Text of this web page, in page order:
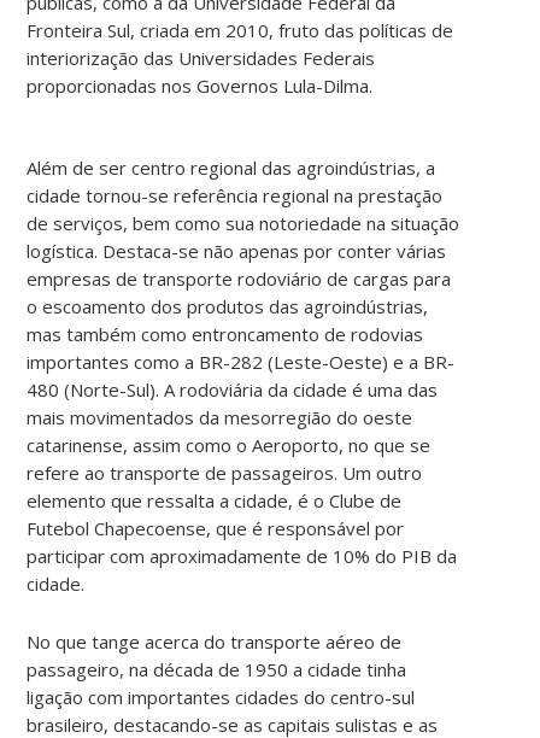
Fronteira Sul, criada em 2010, fruto das políticas de
interiorização das Universidades Federais
proporcionadas nos Governos Lula-Dilma.
Além de ser centro regional das agroindústrias, a
cidade tornou-se referência regional na prestação
de serviços, bem como sua notoriedade na situação
logística. Destaca-se não apenas por conter várias
empresas de transporte rodoviário de cargas para
o escoamento dos produtos das agroindústrias,
mas também como entroncamento de rodovias
importantes como a BR-282 (Leste-Oeste) e a BR-
480 (Norte-Sul). A rodoviária da cidade é uma das
mais movimentados da mesorregião do oeste
catarinense, assim como o Aeroporto, no que se
refere ao transporte de passageiros. Um outro
elemento que ressalta a cidade, é o Clube de
Futebol Chapecoense, que é responsável por
participar com aproximadamente de 10% do PIB da
cidade.
No que tange acerca do transporte aéreo de
passageiro, na década de 1950 a cidade tinha
ligação com importantes cidades do centro-sul
brasileiro, destacando-se as capitais sulistas e as